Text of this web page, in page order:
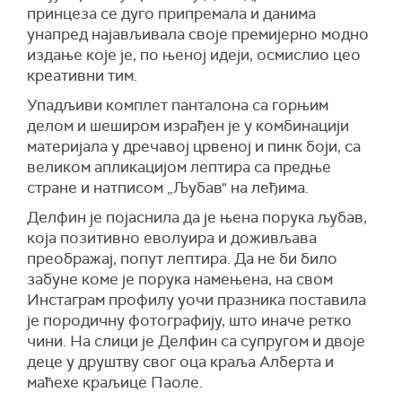
принцеза се дуго припремала и данима
унапред најављивала своје премијерно модно
издање које је, по њеној идеји, осмислио цео
креативни тим.
Упадљиви комплет панталона са горњим
делом и шеширом израђен је у комбинацији
материјала у дречавој црвеној и пинк боји, са
великом апликацијом лептира са предње
стране и натписом „Љубав" на леђима.
Делфин је појаснила да је њена порука љубав,
која позитивно еволуира и доживљава
преображај, попут лептира. Да не би било
забуне коме је порука намењена, на свом
Инстаграм профилу уочи празника поставила
је породичну фотографију, што иначе ретко
чини. На слици је Делфин са супругом и двоје
деце у друштву свог оца краља Алберта и
маћехе краљице Паоле.